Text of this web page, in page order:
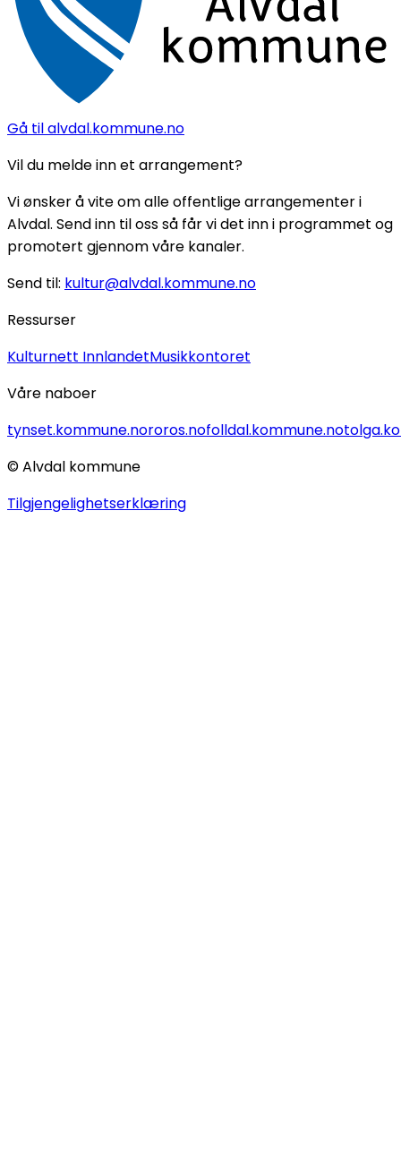
Gå til alvdal.kommune.no
Vil du melde inn et arrangement?
Vi ønsker å vite om alle offentlige arrangementer i
Alvdal. Send inn til oss så får vi det inn i programmet og
promotert gjennom våre kanaler.
Send til: kultur@alvdal.kommune.no
Ressurser
Kulturnett InnlandetMusikkontoret
Våre naboer
tynset.kommune.nororos.nofolldal.kommune.no
© Alvdal kommune
Tilgjengelighetserklæring